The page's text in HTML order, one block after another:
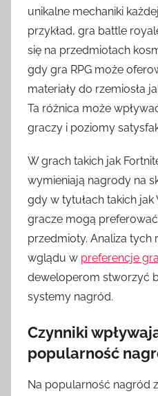
unikalne mechaniki
przykład, gra battle
się na przedmiotach
gdy gra RPG może
materiały do rzemiosła
Ta różnica może
graczy i poziomy
W grach takich jak
wymieniają nagrody na
gdy w tytułach takich
gracze mogą
przedmioty. Analiza
wglądu w preferencje
deweloperom stworzyć
systemy nagród.
Czynniki
popularność
Na popularność nagród